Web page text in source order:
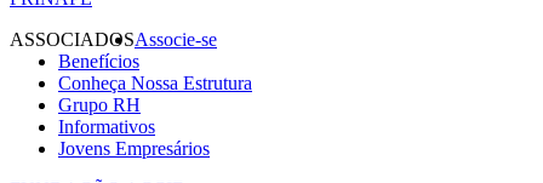
ASSOCIADOSAssocie-se
Benefícios
Conheça Nossa Estrutura
Grupo RH
Informativos
Jovens Empresários